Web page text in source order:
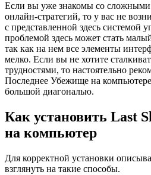
Если вы уже знакомы со
онлайн-стратегий, то у вас не
с представленной здесь системой
проблемой здесь может стать
так как на нем все элементы
мелко. Если вы не хотите
трудностями, то настоятельно
Последнее Убежище на
большой диагональю.
Как установить Last
на компьютер
Для корректной установки
взглянуть на такие способы.